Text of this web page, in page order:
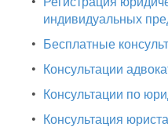
индивидуальных
• Бесплатные
• Консультации
• Консультации по
• Консультация юриста